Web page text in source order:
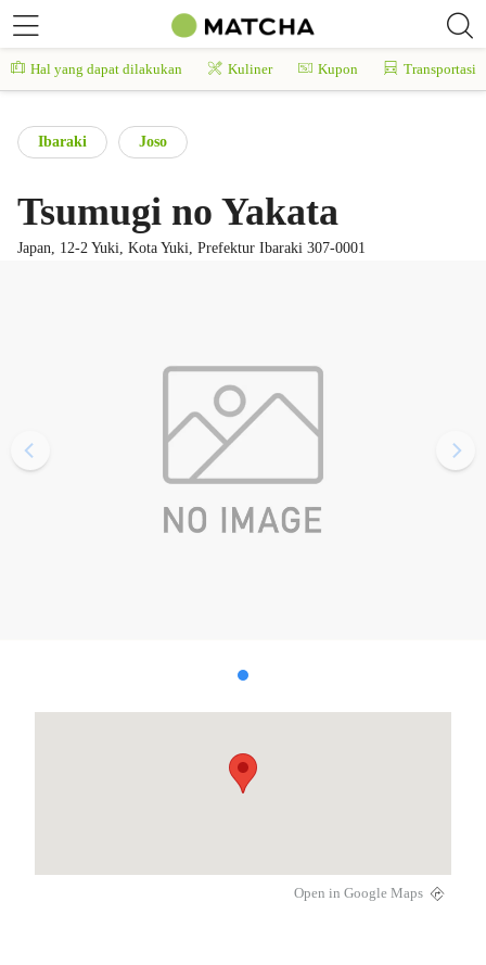
Hal yang dapat dilakukan Kuliner Kupon Transportasi
Ibaraki Joso
Tsumugi no Yakata
Japan, 12-2 Yuki, Kota Yuki, Prefektur Ibaraki 307-0001
Open in Google Maps